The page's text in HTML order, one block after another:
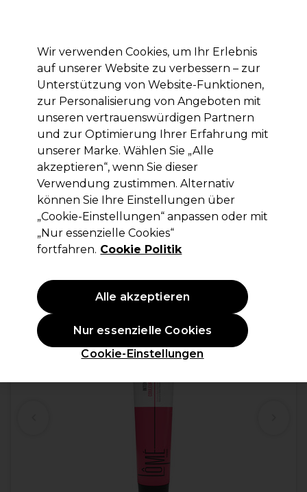
Anmelden
Marken Deals Haare Elektrogeräte Saloneinrichtung
Lieferung und Lieferzeiten
– mehr erfahren
Lômé Paris
Lômé Paris Permanente Haarfarbe
100ml
(89)
9,15 € ohne MwSt.
(PROFI-PREIS)
10,89 € inkl. MwSt.)| 9.15 € pro 100ml
ANGEBOT
Wir verwenden Cookies, um Ihr Erlebnis
auf unserer Website zu verbessern – zur
Unterstützung von Website-Funktionen,
zur Personalisierung von Angeboten mit
unseren vertrauenswürdigen Partnern
und zur Optimierung Ihrer Erfahrung mit
unserer Marke. Wählen Sie „Alle
akzeptieren“, wenn Sie dieser
Verwendung zustimmen. Alternativ
können Sie Ihre Einstellungen über
„Cookie-Einstellungen“ anpassen oder mit
„Nur essenzielle Cookies“
fortfahren. Cookie Politik
Cookie-Einstellungen
Nur essenzielle Cookies
Alle akzeptieren